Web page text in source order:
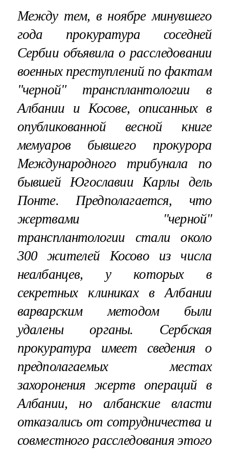
Между тем, в ноябре минувшего
года прокуратура соседней
Сербии объявила о расследовании
военных преступлений по фактам
"черной" трансплантологии в
Албании и Косове, описанных в
опубликованной весной книге
мемуаров бывшего прокурора
Международного трибунала по
бывшей Югославии Карлы дель
Понте. Предполагается, что
жертвами "черной"
трансплантологии стали около
300 жителей Косово из числа
неалбанцев, у которых в
секретных клиниках в Албании
варварским методом были
удалены органы. Сербская
прокуратура имеет сведения о
предполагаемых местах
захоронения жертв операций в
Албании, но албанские власти
отказались от сотрудничества и
совместного расследования этого